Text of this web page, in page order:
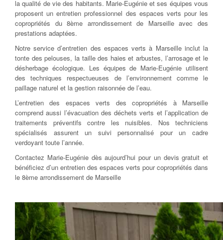
la qualité de vie des habitants. Marie-Eugénie et ses équipes vous
proposent un entretien professionnel des espaces verts pour les
copropriétés du 8ème arrondissement de Marseille avec des
prestations adaptées.
Notre service d’entretien des espaces verts à Marseille inclut la
tonte des pelouses, la taille des haies et arbustes, l’arrosage et le
désherbage écologique. Les équipes de Marie-Eugénie utilisent
des techniques respectueuses de l’environnement comme le
paillage naturel et la gestion raisonnée de l’eau.
L’entretien des espaces verts des copropriétés à Marseille
comprend aussi l’évacuation des déchets verts et l’application de
traitements préventifs contre les nuisibles. Nos techniciens
spécialisés assurent un suivi personnalisé pour un cadre
verdoyant toute l’année.
Contactez Marie-Eugénie dès aujourd’hui pour un devis gratuit et
bénéficiez d’un entretien des espaces verts pour copropriétés dans
le 8ème arrondissement de Marseille